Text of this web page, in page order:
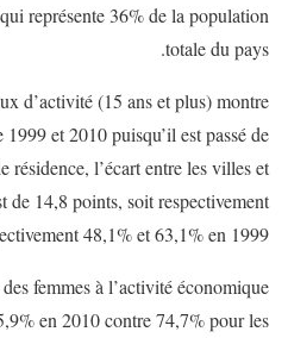
représente 36% de la population
totale du pays.
d’activité (15 ans et plus) montre
et 2010 puisqu’il est passé de
l’écart entre les villes et
de 14,8 points, soit respectivement
48,1% et 63,1% en 1999.
femmes à l’activité économique
en 2010 contre 74,7% pour les